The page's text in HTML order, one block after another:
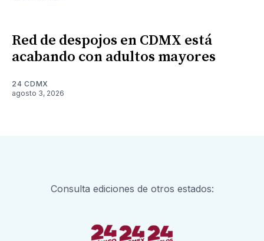
Red de despojos en CDMX está
acabando con adultos mayores
24 CDMX
agosto 3, 2026
Consulta ediciones de otros estados: